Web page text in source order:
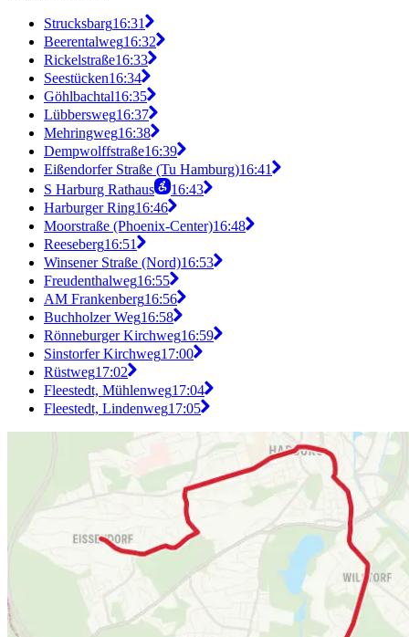
Strucksbarg16:31
Beerentalweg16:32
Rickelstraße16:33
Seestücken16:34
Göhlbachtal16:35
Lübbersweg16:37
Mehringweg16:38
Dempwolffstraße16:39
Eißendorfer Straße (Tu Hamburg)16:41
S Harburg Rathaus
16:43
Harburger Ring16:46
Moorstraße (Phoenix-Center)16:48
Reeseberg16:51
Winsener Straße (Nord)16:53
Freudenthalweg16:55
AM Frankenberg16:56
Buchholzer Weg16:58
Rönneburger Kirchweg16:59
Sinstorfer Kirchweg17:00
Rüstweg17:02
Fleestedt, Mühlenweg17:04
Fleestedt, Lindenweg17:05